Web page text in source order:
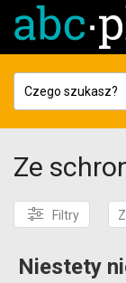
Ze
Filtry
Niestety